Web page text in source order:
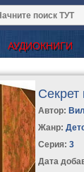
АУДИОКНИГИ
Секрет
Автор:
Жанр:
Серия:3
Дата